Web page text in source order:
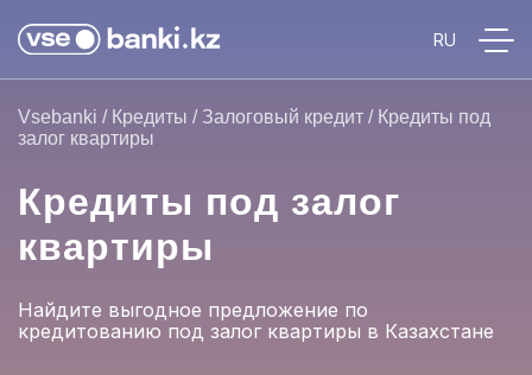
Vsebanki / Кредиты / Залоговый кредит / Кредиты под
залог квартиры
Кредиты под залог
квартиры
Найдите выгодное предложение по
кредитованию под залог квартиры в Казахстане